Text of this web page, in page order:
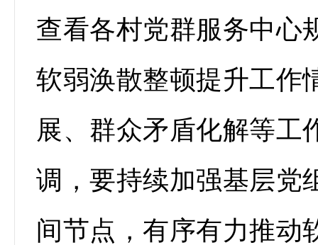
查看各村党群服务中心
软弱涣散整顿提升工作
展、群众矛盾化解等工
调，要持续加强基层党
间节点，有序有力推动